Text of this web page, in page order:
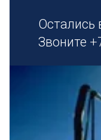
Остались
Звоните